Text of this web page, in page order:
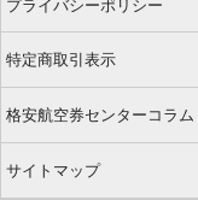
特定商取引表示
格安航空券センターコラム
サイトマップ